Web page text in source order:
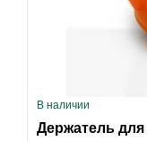
В наличии
Держатель